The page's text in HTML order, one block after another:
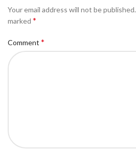
Your email address will not be published.
marked *
Comment *